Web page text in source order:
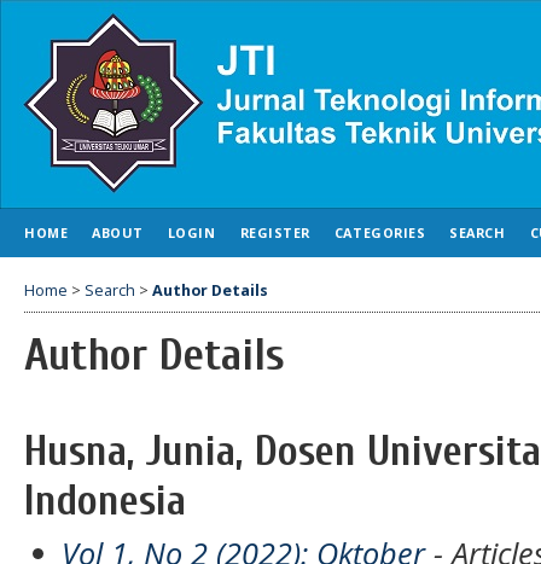
HOME ABOUT LOGIN REGISTER CATEGORIES SEARCH
Home > Search > Author Details
Author Details
Husna, Junia, Dosen
Indonesia
Vol 1, No 2 (2022): Oktober-